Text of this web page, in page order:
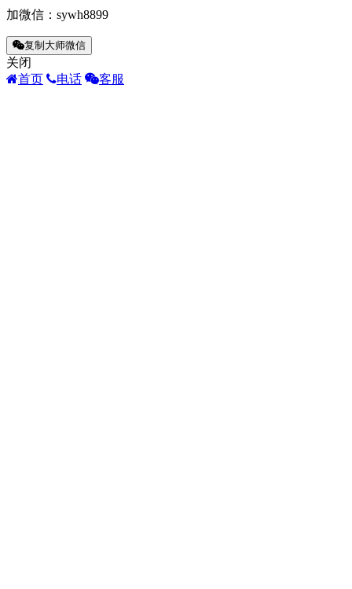
加微信： sywh8899
复制大师微信
关闭
首页
电话 客服